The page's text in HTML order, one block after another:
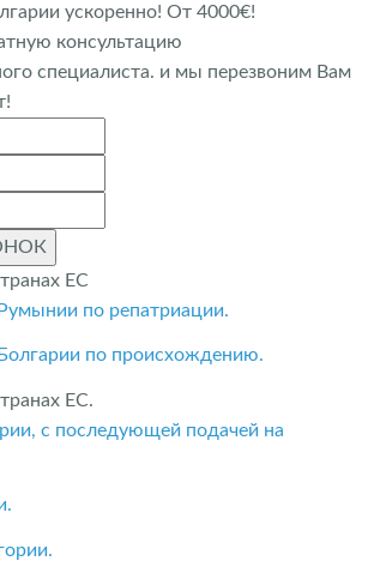
ускоренно! От 4000€!
консультацию
специалиста. и мы перезвоним Вам
ЕС
по репатриации.
по происхождению.
ЕС.
с последующей подачей на